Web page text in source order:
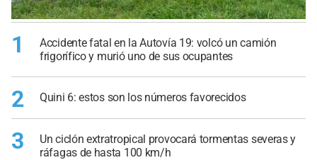
1
Accidente fatal en la Autovía 19: volcó un camión
frigorífico y murió uno de sus ocupantes
2 Quini 6: estos son los números favorecidos
3
Un ciclón extratropical provocará tormentas severas y
ráfagas de hasta 100 km/h